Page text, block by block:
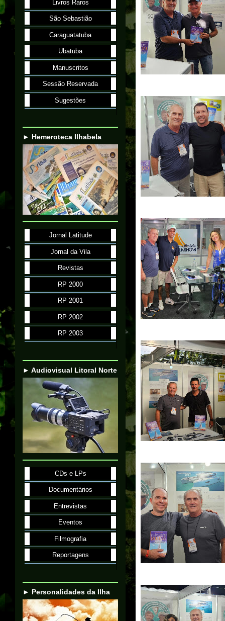
Livros Raros
São Sebastião
Caraguatatuba
Ubatuba
Manuscritos
Sessão Reservada
Sugestões
► Hemeroteca Ilhabela
Jornal Latitude
Jornal da Vila
Revistas
RP 2000
RP 2001
RP 2002
RP 2003
► Audiovisual Litoral Norte
CDs e LPs
Documentários
Entrevistas
Eventos
Filmografia
Reportagens
► Personalidades da Ilha